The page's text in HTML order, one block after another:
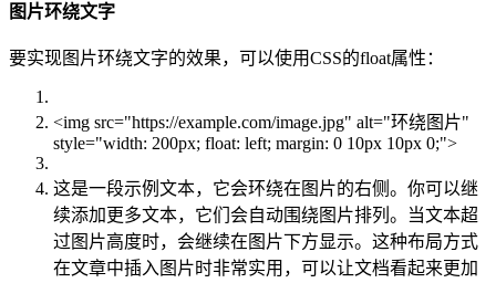
图片环绕文字
要实现图片环绕文字的效果，可以使用CSS的float属性：
<img src="https://example.com/image.jpg" alt="环绕图片"
style="width: 200px; float: left; margin: 0 10px 10px 0;">
这是一段示例文本，它会环绕在图片的右侧。你可以继
续添加更多文本，它们会自动围绕图片排列。当文本超
过图片高度时，会继续在图片下方显示。这种布局方式
在文章中插入图片时非常实用，可以让文档看起来更加